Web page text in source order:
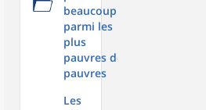
beaucoup
parmi les
plus
pauvres des
pauvres
Les